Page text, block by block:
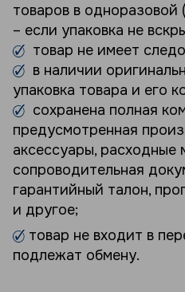
товаров в одноразовой
– если упаковка не
товар не имеет
в наличии
упаковка товара и его
сохранена полная
предусмотренная
аксессуары, расходные
сопроводительная
гарантийный талон,
и другое;
товар не входит в
подлежат обмену.